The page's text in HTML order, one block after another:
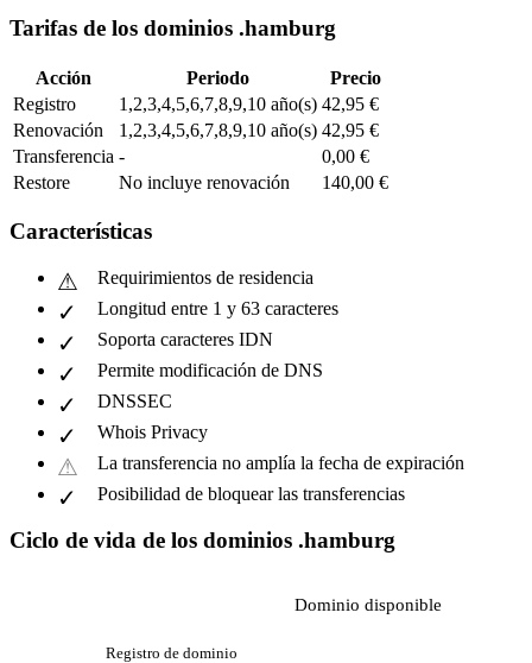
Tarifas de los dominios .hamburg
Acción Periodo
Precio
Registro
1,2,3,4,5,6,7,8,9,10 año(s) 42,95 €
Renovación
1,2,3,4,5,6,7,8,9,10 año(s) 42,95 €
Transferencia -
0,00 €
Restore
No incluye renovación 140,00 €
Características
Requirimientos de residencia
Longitud entre 1 y 63 caracteres
Soporta caracteres IDN
Permite modificación de DNS
DNSSEC
Whois Privacy
La transferencia no amplía la fecha de expiración
Posibilidad de bloquear las transferencias
Ciclo de vida de los dominios .hamburg
Dominio disponible
Registro de dominio